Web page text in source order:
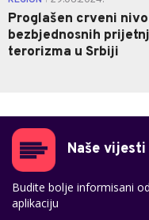
Proglašen crveni nivo
bezbjednosnih
terorizma u Srbiji
Naše
Budite bolje informisani
aplikaciju